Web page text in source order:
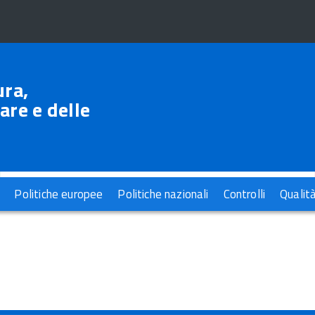
e delle
Politiche europee Politiche nazionali Controlli